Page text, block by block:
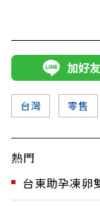
加好友
台灣 零售
熱門
台東助孕凍卵